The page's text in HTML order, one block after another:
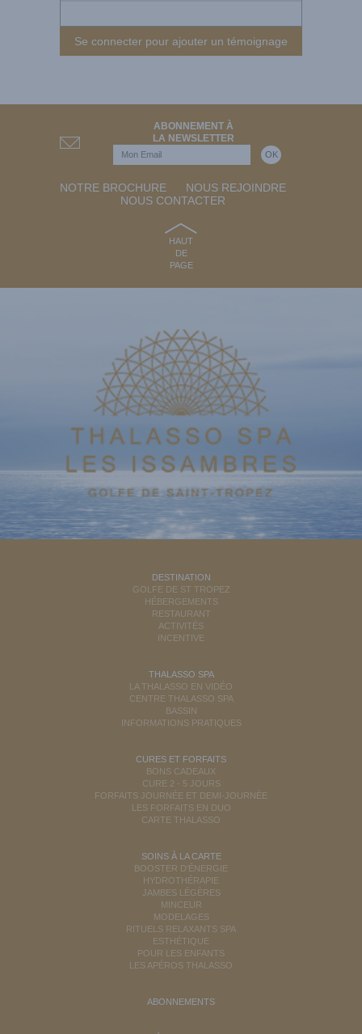
Se connecter pour ajouter un témoignage
ABONNEMENT À
LA NEWSLETTER
NOTRE BROCHURE
NOUS REJOINDRE
NOUS CONTACTER
HAUT
DE
PAGE
DESTINATION
GOLFE DE ST TROPEZ
HÉBERGEMENTS
RESTAURANT
ACTIVITÉS
INCENTIVE
THALASSO SPA
LA THALASSO EN VIDÉO
CENTRE THALASSO SPA
BASSIN
INFORMATIONS PRATIQUES
CURES ET FORFAITS
BONS CADEAUX
CURE 2 - 5 JOURS
FORFAITS JOURNÉE ET DEMI-JOURNÉE
LES FORFAITS EN DUO
CARTE THALASSO
SOINS À LA CARTE
BOOSTER D'ÉNERGIE
HYDROTHÉRAPIE
JAMBES LÉGÈRES
MINCEUR
MODELAGES
RITUELS RELAXANTS SPA
ESTHÉTIQUE
POUR LES ENFANTS
LES APÉROS THALASSO
ABONNEMENTS